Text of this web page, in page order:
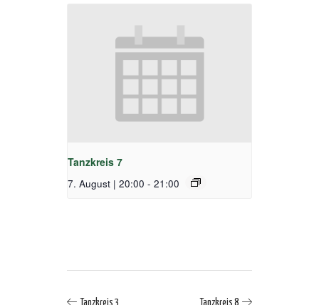
Tanzkreis 7
7. August | 20:00 - 21:00
Tanzkreis 3 Tanzkreis 8